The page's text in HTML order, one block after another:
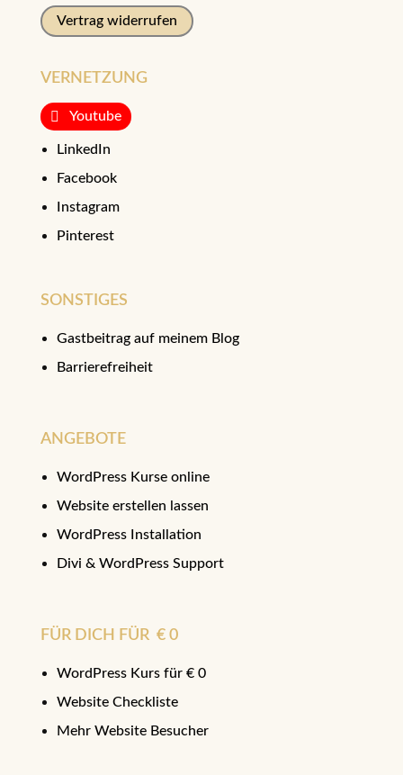
Vertrag widerrufen
VERNETZUNG
Youtube
LinkedIn
Facebook
Instagram
Pinterest
SONSTIGES
Gastbeitrag auf meinem Blog
Barrierefreiheit
ANGEBOTE
WordPress Kurse online
Website erstellen lassen
WordPress Installation
Divi & WordPress Support
FÜR DICH FÜR € 0
WordPress Kurs für € 0
Website Checkliste
Mehr Website Besucher